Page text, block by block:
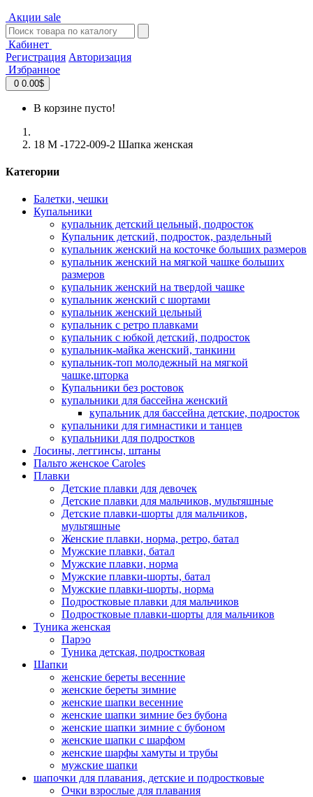
Акции sale
Кабинет
Регистрация Авторизация
Избранное
0 0.00$
В корзине пусто!
18 М -1722-009-2 Шапка женская
Категории
Балетки, чешки
Купальники
купальник детский цельный, подросток
Купальник детский, подросток, раздельный
купальник женский на косточке больших размеров
купальник женский на мягкой чашке больших
размеров
купальник женский на твердой чашке
купальник женский с шортами
купальник женский цельный
купальник с ретро плавками
купальник с юбкой детский, подросток
купальник-майка женский, танкини
купальник-топ молодежный на мягкой
чашке,шторка
Купальники без ростовок
купальники для бассейна женский
купальник для бассейна детские, подросток
купальники для гимнастики и танцев
купальники для подростков
Лосины, леггинсы, штаны
Пальто женское Caroles
Плавки
Детские плавки для девочек
Детские плавки для мальчиков, мультяшные
Детские плавки-шорты для мальчиков,
мультяшные
Женские плавки, норма, ретро, батал
Мужские плавки, батал
Мужские плавки, норма
Мужские плавки-шорты, батал
Мужские плавки-шорты, норма
Подростковые плавки для мальчиков
Подростковые плавки-шорты для мальчиков
Туникa женская
Парэо
Туника детская, подростковая
Шапки
женские береты весенние
женские береты зимние
женские шапки весенние
женские шапки зимние без бубона
женские шапки зимние с бубоном
женские шапки с шарфом
женские шарфы хамуты и трубы
мужские шапки
шапочки для плавания, детские и подростковые
Очки взрослые для плавания